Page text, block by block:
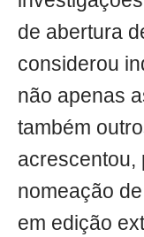
de abertura
considerou
não apenas
também
acrescentou,
nomeação
em edição